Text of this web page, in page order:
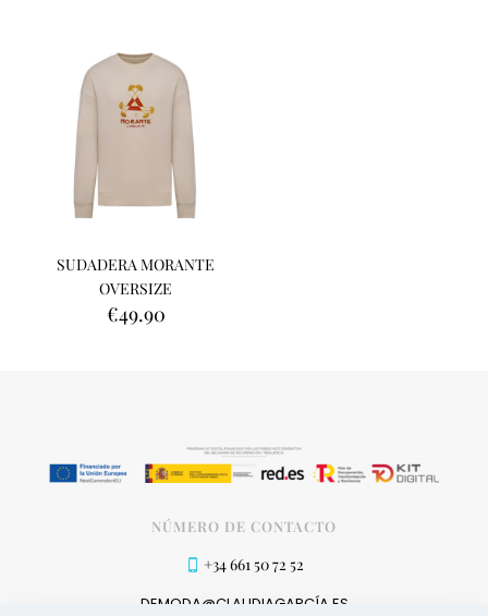
SUDADERA MORANTE
OVERSIZE
€49.90
NÚMERO DE CONTACTO
+34 661 50 72 52
DEMODA@CLAUDIAGARCÍA.ES